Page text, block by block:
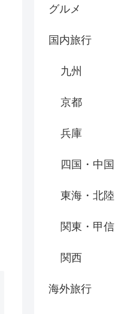
グルメ
国内旅行
九州
京都
兵庫
四国・中国
東海・北陸
関東・甲信
関西
海外旅行